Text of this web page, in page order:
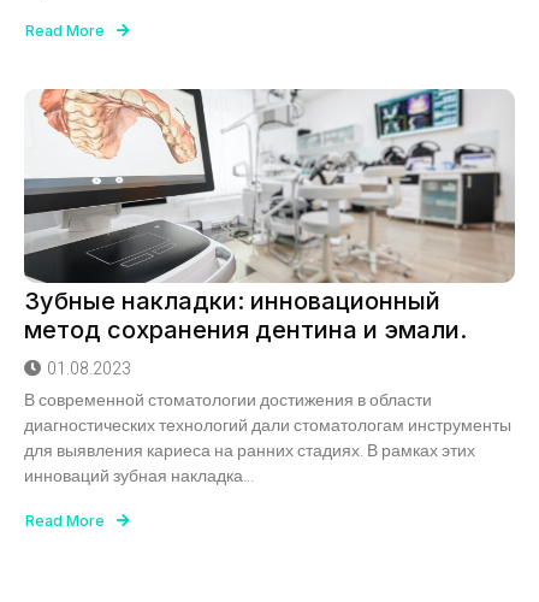
Read More
Зубные накладки: инновационный
метод сохранения дентина и эмали.
01.08.2023
В современной стоматологии достижения в области
диагностических технологий дали стоматологам инструменты
для выявления кариеса на ранних стадиях. В рамках этих
инноваций зубная накладка...
Read More